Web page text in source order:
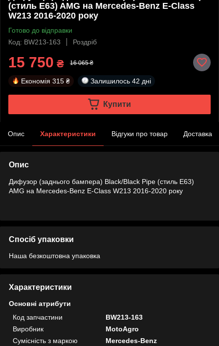
(стиль E63) AMG на Mercedes-Benz E-Class
W213 2016-2020 року
Готово до відправки
Код: BW213-163
Роздріб
15 750 ₴ 16 065 ₴
Економія 315 ₴ Залишилось 42 дні
Купити
Опис Характеристики Відгуки про товар Доставка
Опис
Дифузор (заднього бампера) Black/Black Pipe (стиль E63)
AMG на Mercedes-Benz E-Class W213 2016-2020 року
Спосіб упаковки
Наша безкоштовна упаковка
Характеристики
Основні атрибути
Код запчастини
BW213-163
Виробник
MotoAgro
Сумісність з маркою
Mercedes-Benz